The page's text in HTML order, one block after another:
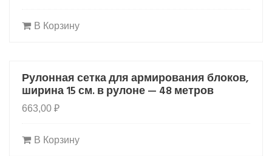
В Корзину
HOT
Рулонная сетка для армирования блоков,
ширина 15 см. в рулоне — 48 метров
663,00 ₽
В Корзину